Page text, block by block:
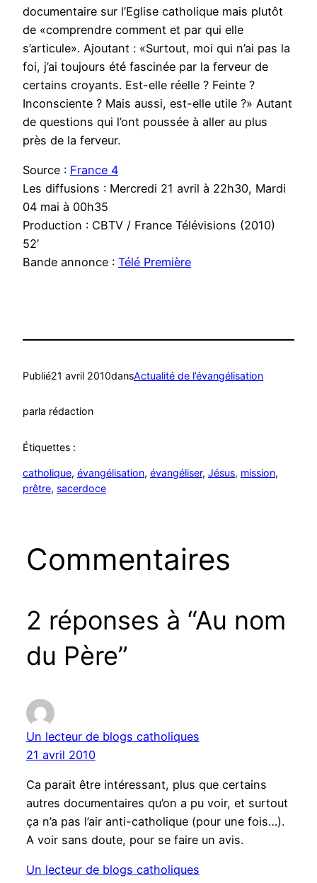
documentaire sur l’Eglise catholique mais plutôt
de «comprendre comment et par qui elle
s’articule». Ajoutant : «Surtout, moi qui n’ai pas la
foi, j’ai toujours été fascinée par la ferveur de
certains croyants. Est-elle réelle ? Feinte ?
Inconsciente ? Mais aussi, est-elle utile ?» Autant
de questions qui l’ont poussée à aller au plus
près de la ferveur.
Source : France 4
Les diffusions : Mercredi 21 avril à 22h30, Mardi
04 mai à 00h35
Production : CBTV / France Télévisions (2010)
52′
Bande annonce : Télé Première
Publié21 avril 2010dansActualité de l’évangélisation
parla rédaction
Étiquettes :
catholique, évangélisation, évangéliser, Jésus, mission
prêtre, sacerdoce
Commentaires
2 réponses à “Au nom
du Père”
Un lecteur de blogs catholiques
21 avril 2010
Ca parait être intéressant, plus que certains
autres documentaires qu’on a pu voir, et surtout
ça n’a pas l’air anti-catholique (pour une fois…).
A voir sans doute, pour se faire un avis.
Un lecteur de blogs catholiques